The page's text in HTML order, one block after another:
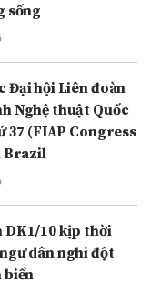
sống
Đại hội Liên đoàn
Nghệ thuật Quốc
37 (FIAP Congress
Brazil
DK1/10 kịp thời
dân nghi đột
biển